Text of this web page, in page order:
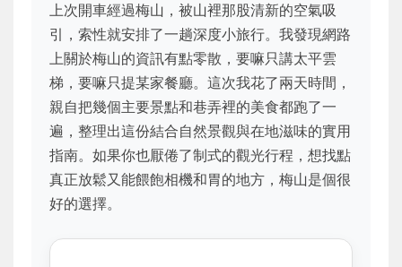
上次開車經過梅山，被山裡那股清新的空氣吸
引，索性就安排了一趟深度小旅行。我發現網路
上關於梅山的資訊有點零散，要嘛只講太平雲
梯，要嘛只提某家餐廳。這次我花了兩天時間，
親自把幾個主要景點和巷弄裡的美食都跑了一
遍，整理出這份結合自然景觀與在地滋味的實用
指南。如果你也厭倦了制式的觀光行程，想找點
真正放鬆又能餵飽相機和胃的地方，梅山是個很
好的選擇。